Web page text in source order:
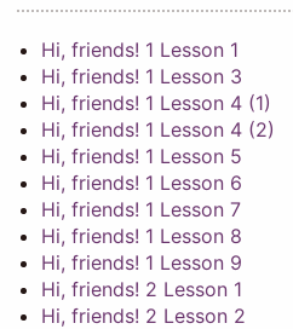
Hi, friends! 1 Lesson 1
Hi, friends! 1 Lesson 3
Hi, friends! 1 Lesson 4 (1)
Hi, friends! 1 Lesson 4 (2)
Hi, friends! 1 Lesson 5
Hi, friends! 1 Lesson 6
Hi, friends! 1 Lesson 7
Hi, friends! 1 Lesson 8
Hi, friends! 1 Lesson 9
Hi, friends! 2 Lesson 1
Hi, friends! 2 Lesson 2